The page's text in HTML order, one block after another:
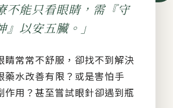
不能只看眼睛，需『守
』以安五臟。」
睛常常不舒服，卻找不到解決
藥水改善有限？或是害怕手
作用？甚至嘗試眼針卻遇到瓶